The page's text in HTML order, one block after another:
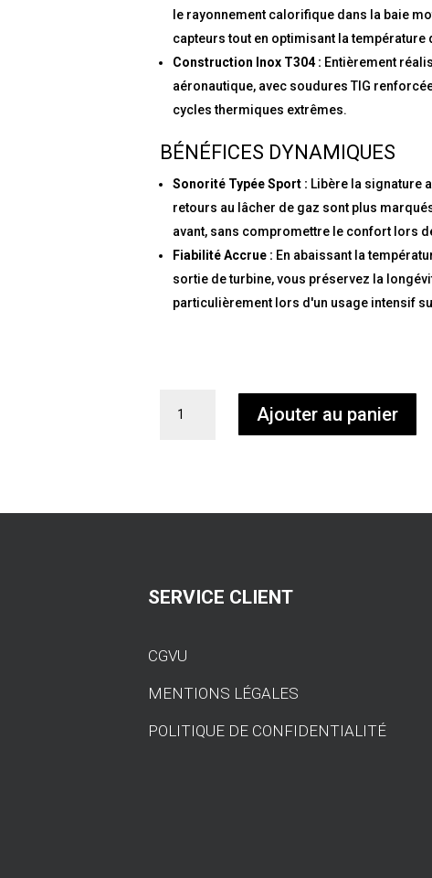
le rayonnement calorifique dans la baie
capteurs tout en optimisant la
Construction Inox T304 : Entièrement
aéronautique, avec soudures TIG
cycles thermiques extrêmes.
BÉNÉFICES DYNAMIQUES
Sonorité Typée Sport : Libère la signature
retours au lâcher de gaz sont plus
avant, sans compromettre le confort lors
Fiabilité Accrue : En abaissant la
sortie de turbine, vous préservez la
particulièrement lors d'un usage intensif
-
Ajouter au panier
SERVICE CLIENT
CGVU
MENTIONS LÉGALES
POLITIQUE DE CONFIDENTIALITÉ